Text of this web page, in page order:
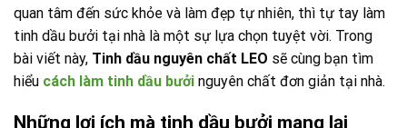
quan tâm đến sức khỏe và làm đẹp tự nhiên, thì tự tay làm
tinh dầu bưởi tại nhà là một sự lựa chọn tuyệt vời. Trong
bài viết này, Tinh dầu nguyên chất LEO sẽ cùng bạn tìm
hiểu cách làm tinh dầu bưởi nguyên chất đơn giản tại nhà.
Những lợi ích mà tinh dầu bưởi mang lại